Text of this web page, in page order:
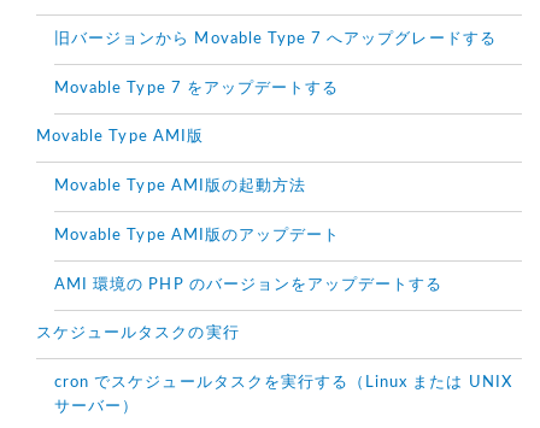
旧バージョンから Movable Type 7 へアップグレードする
Movable Type 7 をアップデートする
Movable Type AMI版
Movable Type AMI版の起動方法
Movable Type AMI版のアップデート
AMI 環境の PHP のバージョンをアップデートする
スケジュールタスクの実行
cron でスケジュールタスクを実行する（Linux または UNIX
サーバー）